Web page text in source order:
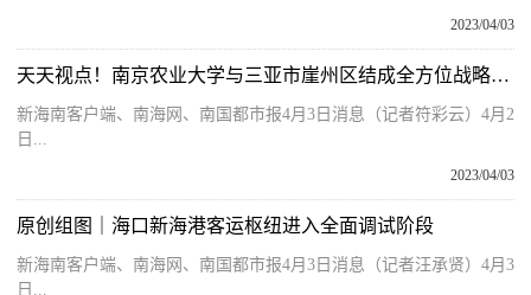
2023/04/03
天天视点！南京农业大学与三亚市崖州区结成全方位战略合作关系
新海南客户端、南海网、南国都市报4月3日消息（记者符彩云）4月2
日...
2023/04/03
原创组图｜海口新海港客运枢纽进入全面调试阶段
新海南客户端、南海网、南国都市报4月3日消息（记者汪承贤）4月3
日...